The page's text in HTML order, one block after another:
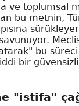
ve toplumsal
bu metnin,
savunuyor.
bu
bir
"istifa"